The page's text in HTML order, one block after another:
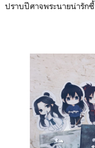
ปราบปีศาจพระนายน่ารัก